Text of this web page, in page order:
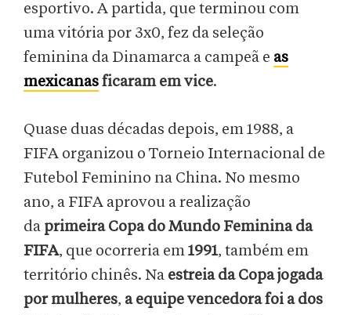
esportivo. A partida, que terminou com
uma vitória por 3x0, fez da seleção
feminina da Dinamarca a campeã e as
mexicanasficaram em vice.
Quase duas décadas depois, em 1988, a
FIFA organizou o Torneio Internacional de
Futebol Feminino na China. No mesmo
ano, a FIFA aprovou a realização
da primeira Copa do Mundo Feminina da
FIFA, que ocorreria em1991, também em
território chinês. Na estreia da Copa jogada
por mulheres, a equipe vencedora foi a dos